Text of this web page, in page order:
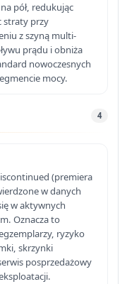
pół, redukując
straty przy
z szyną multi-
prądu i obniża
nowoczesnych
mocy.
4
(premiera
w danych
w aktywnych
Oznacza to
ryzyko
skrzynki
posprzedażowy